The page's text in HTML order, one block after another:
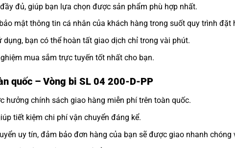
đủ, giúp bạn lựa chọn được sản phẩm phù hợp nhất.
mật thông tin cá nhân của khách hàng trong suốt quy trình đặt
bạn có thể hoàn tất giao dịch chỉ trong vài phút.
mua sắm trực tuyến tốt nhất cho bạn.
quốc – Vòng bi SL 04 200-D-PP
hưởng chính sách giao hàng miễn phí trên toàn quốc.
tiết kiệm chi phí vận chuyển đáng kể.
uy tín, đảm bảo đơn hàng của bạn sẽ được giao nhanh chóng